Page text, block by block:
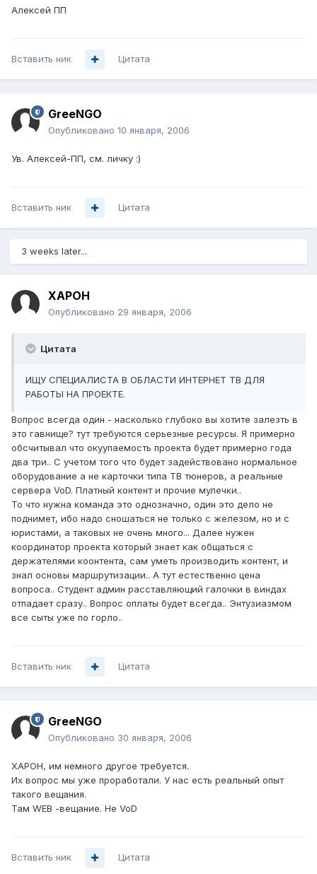
Алексей ПП
Вставить ник Цитата
GreeNGO
Опубликовано 10 января, 2006
Ув. Алексей-ПП, см. личку :)
Вставить ник Цитата
3 weeks later...
XAPOH
Опубликовано 29 января, 2006
Цитата
ИЩУ СПЕЦИАЛИСТА В ОБЛАСТИ ИНТЕРНЕТ ТВ ДЛЯ
РАБОТЫ НА ПРОЕКТЕ.
Вопрос всегда один - насколько глубоко вы хотите залезть в
это гавнище? тут требуются серьезные ресурсы. Я примерно
обсчитывал что окуупаемость проекта будет примерно года
два три.. С учетом того что будет задействовано нормальное
оборудование а не карточки типа ТВ тюнеров, а реальные
сервера VoD. Платный контент и прочие мулечки..
То что нужна команда это однозначно, один это дело не
поднимет, ибо надо сношаться не только с железом, но и с
юристами, а таковых не очень много... Далее нужен
координатор проекта который знает как общаться с
держателями коонтента, сам уметь производить контент, и
знал основы маршрутизации.. А тут естественно цена
вопроса.. Студент админ расставляющий галочки в виндах
отпадает сразу.. Вопрос оплаты будет всегда.. Энтузиазмом
все сыты уже по горло..
Вставить ник Цитата
GreeNGO
Опубликовано 30 января, 2006
ХАРОН, им немного другое требуется.
Их вопрос мы уже проработали. У нас есть реальный опыт
такого вещания.
Там WEB -вещание. Не VoD
Вставить ник Цитата